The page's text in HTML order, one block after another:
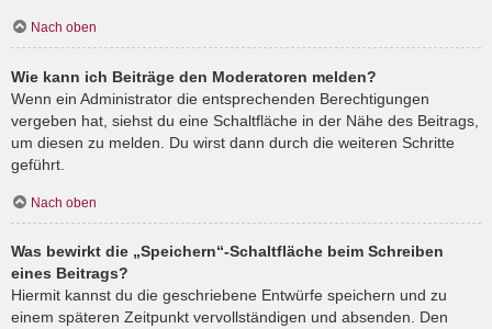
Nach oben
Wie kann ich Beiträge den Moderatoren melden?
Wenn ein Administrator die entsprechenden Berechtigungen
vergeben hat, siehst du eine Schaltfläche in der Nähe des Beitrags,
um diesen zu melden. Du wirst dann durch die weiteren Schritte
geführt.
Nach oben
Was bewirkt die „Speichern“-Schaltfläche beim Schreiben
eines Beitrags?
Hiermit kannst du die geschriebene Entwürfe speichern und zu
einem späteren Zeitpunkt vervollständigen und absenden. Den